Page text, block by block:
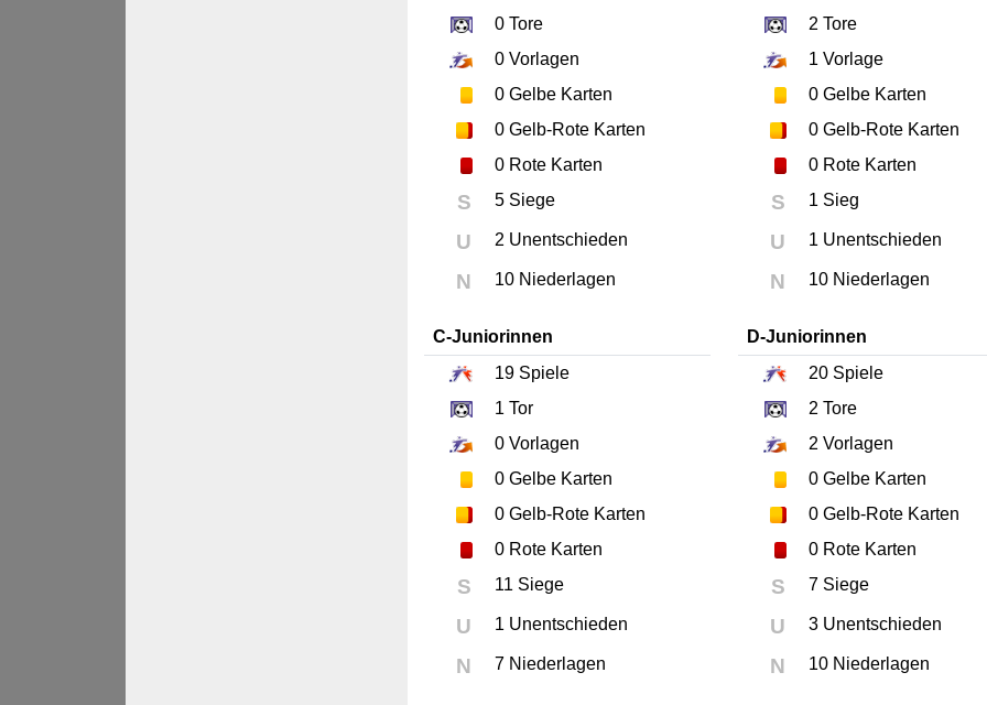
0 Tore
0 Vorlagen
0 Gelbe Karten
0 Gelb-Rote Karten
0 Rote Karten
S 5 Siege
U 2 Unentschieden
N 10 Niederlagen
2 Tore
1 Vorlage
0Gelbe Karten
0Gelb-Rote Karten
0Rote Karten
S 1 Sieg
U 1 Unentschieden
N 10 Niederlagen
C-Juniorinnen
19 Spiele
1 Tor
0 Vorlagen
0 Gelbe Karten
0 Gelb-Rote Karten
0 Rote Karten
S 11 Siege
U 1 Unentschieden
N 7 Niederlagen
D-Juniorinnen
20Spiele
2 Tore
2 Vorlagen
0Gelbe Karten
0Gelb-Rote Karten
0Rote Karten
S 7 Siege
U 3 Unentschieden
N 10 Niederlagen